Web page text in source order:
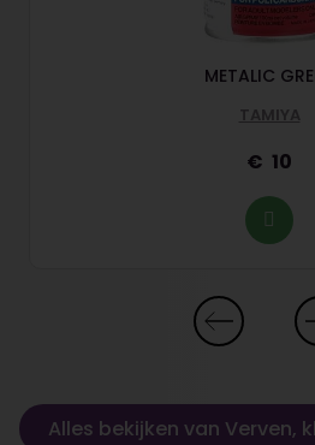
METALIC
TAMIYA
10
Alles bekijken van Verven,